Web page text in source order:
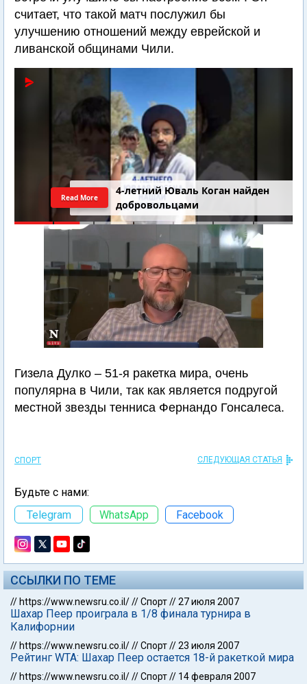
считает, что такой матч послужил бы
улучшению отношений между еврейской и
ливанской общинами Чили.
4-летний Юваль Коган найден
добровольцами
Read More
Гизела Дулко – 51-я ракетка мира, очень
популярна в Чили, так как является подругой
местной звезды тенниса Фернандо Гонсалеса.
СПОРТ СЛЕДУЮЩАЯ СТАТЬЯ
Будьте с нами:
Telegram
WhatsApp Facebook
ССЫЛКИ ПО ТЕМЕ
// https://www.newsru.co.il///Спорт//27 июля 2007
Шахар Пеер проиграла в 1/8 финала турнира в
Калифорнии
// https://www.newsru.co.il///Спорт//23 июля 2007
Рейтинг WTA: Шахар Пеер остается 18-й ракеткой мира
// https://www.newsru.co.il///Спорт// 14 февраля 2007